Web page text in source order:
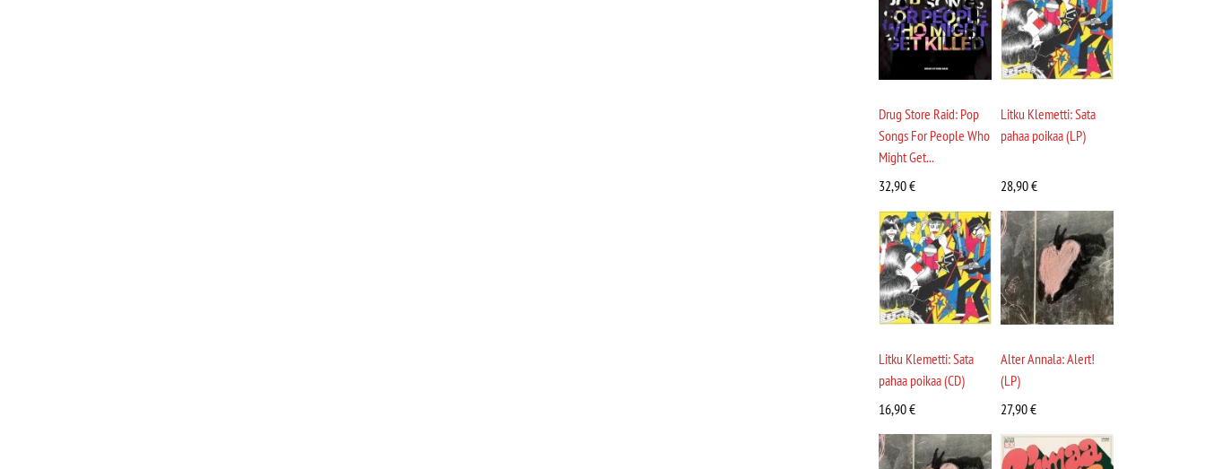
Drug Store Raid: Pop
Songs For People Who
Might Get...
32,90€
Litku Klemetti: Sata
pahaa poikaa (LP)
28,90€
Litku Klemetti: Sata
pahaa poikaa (CD)
16,90€
Alter Annala: Alert!
(LP)
27,90€